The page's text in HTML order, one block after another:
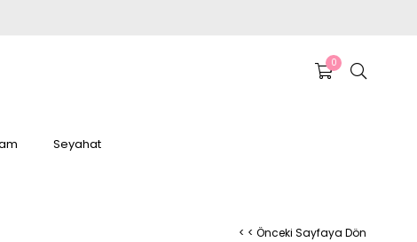
0
Seyahat
< < Önceki Sayfaya Dön